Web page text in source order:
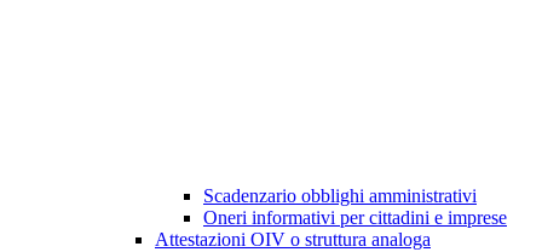
Scadenzario obblighi amministrativi
Oneri informativi per cittadini e imprese
Attestazioni OIV o struttura analoga